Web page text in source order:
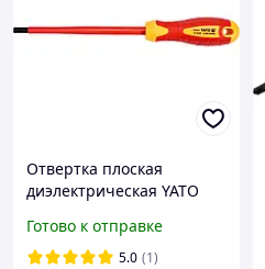
Отвертка плоская
диэлектрическая YATO
150 мм VDE 1000 В YT-
2819
Готово к отправке
5.0 (1)